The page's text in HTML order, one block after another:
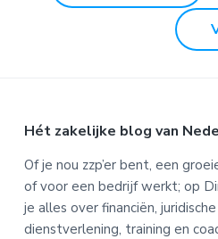
Footer
Hét zakelijke blog van
Of je nou zzp’er bent, een
of voor een bedrijf werkt; op
je alles over financiën,
dienstverlening, training en